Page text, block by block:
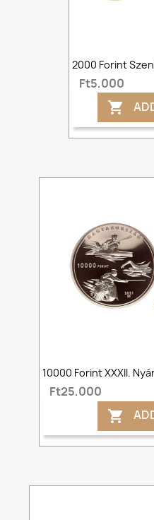
2000 Forint
Ft5,000

10000 Forint XXXII.
Ft25,000
